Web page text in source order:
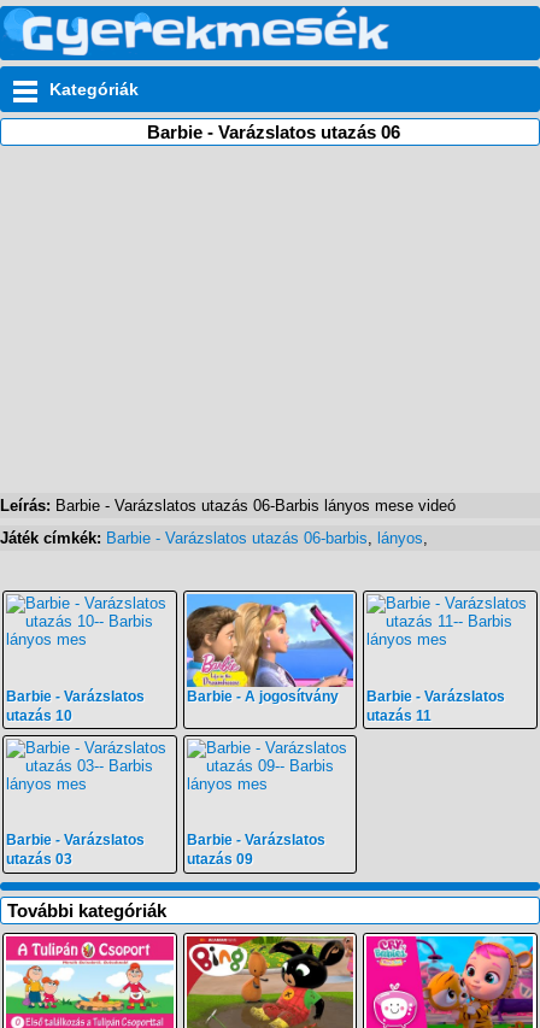
Kategóriák
Barbie - Varázslatos utazás 06
Leírás: Barbie - Varázslatos utazás 06-Barbis lányos mese videó
Játék címkék: Barbie - Varázslatos utazás 06-barbis, lányos,
Barbie - Varázslatos
utazás 10
Barbie - A jogosítvány
Barbie - Varázslatos
utazás 11
Barbie - Varázslatos
utazás 03
Barbie - Varázslatos
utazás 09
További kategóriák